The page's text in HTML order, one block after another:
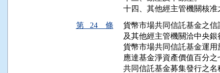
十四、其他經主管機關核准
第 24 條
貨幣市場共同信託基金之
及其他經主管機關洽中央
貨幣市場共同信託基金運
應達基金淨資產價值百分
共同信託基金募集發行之